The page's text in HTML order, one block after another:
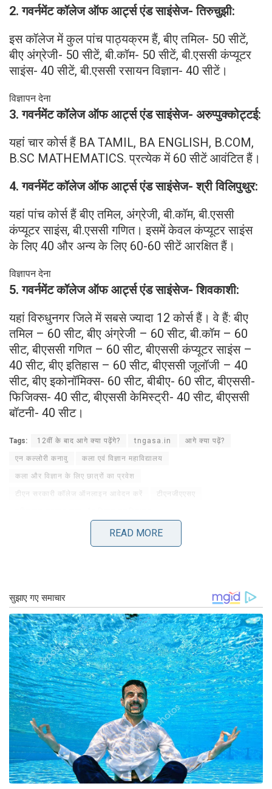
2. गवर्नमेंट कॉलेज ऑफ आर्ट्स एंड साइंसेज- तिरुचुझी:
इस कॉलेज में कुल पांच पाठ्यक्रम हैं, बीए तमिल- 50 सीटें,
बीए अंग्रेजी- 50 सीटें, बी.कॉम- 50 सीटें, बी.एससी कंप्यूटर
साइंस- 40 सीटें, बी.एससी रसायन विज्ञान- 40 सीटें।
विज्ञापन देना
3. गवर्नमेंट कॉलेज ऑफ आर्ट्स एंड साइंसेज- अरुप्पुक्कोट्टई:
यहां चार कोर्स हैं BA TAMIL, BA ENGLISH, B.COM,
B.SC MATHEMATICS. प्रत्येक में 60 सीटें आवंटित हैं।
4. गवर्नमेंट कॉलेज ऑफ आर्ट्स एंड साइंसेज- श्री विलिपुथुर:
यहां पांच कोर्स हैं बीए तमिल, अंग्रेजी, बी.कॉम, बी.एससी
कंप्यूटर साइंस, बी.एससी गणित। इसमें केवल कंप्यूटर साइंस
के लिए 40 और अन्य के लिए 60-60 सीटें आरक्षित हैं।
विज्ञापन देना
5. गवर्नमेंट कॉलेज ऑफ आर्ट्स एंड साइंसेज- शिवकाशी:
यहां विरुधुनगर जिले में सबसे ज्यादा 12 कोर्स हैं। वे हैं: बीए
तमिल – 60 सीट, बीए अंग्रेजी – 60 सीट, बी.कॉम – 60
सीट, बीएससी गणित – 60 सीट, बीएससी कंप्यूटर साइंस –
40 सीट, बीए इतिहास – 60 सीट, बीएससी जूलॉजी – 40
सीट, बीए इकोनॉमिक्स- 60 सीट, बीबीए- 60 सीट, बीएससी-
फिजिक्स- 40 सीट, बीएससी केमिस्ट्री- 40 सीट, बीएससी
बॉटनी- 40 सीट।
Tags: 12वीं के बाद आगे क्या पढ़ेंगे? tngasa.in आगे क्या पढ़ें?
एन कल्लोरी कनावु कला एवं विज्ञान महाविद्यालय
कला और विज्ञान के लिए छात्रों का प्रवेश
टीएन सरकारी कॉलेज ऑनलाइन आवेदन करें टीएनजीएएसए
मेरे कॉलेज का सपना उच्च शिक्षा मार्गदर्शन कार्यक्रम
विरुधुनगर जिला सरकारी कला और विज्ञान कॉलेज सूची
READ MORE